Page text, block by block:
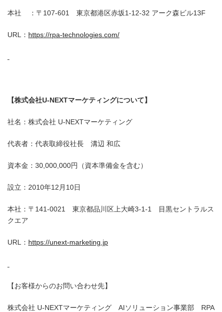
本社 ：〒107-601 東京都港区赤坂1-12-32 アーク森ビル13F
URL： https://rpa-technologies.com/
【株式会社U-NEXTマーケティングについて】
社名：株式会社 U-NEXTマーケティング
代表者：代表取締役社長 溝辺 和広
資本金：30,000,000円（資本準備金を含む）
設立：2010年12月10日
本社：〒141-0021 東京都品川区上大崎3-1-1 目黒セントラルス
クエア
URL： https://unext-marketing.jp
【お客様からのお問い合わせ先】
株式会社 U-NEXTマーケティング AIソリューション事業部 RPA